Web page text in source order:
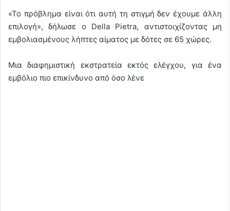
«Το πρόβλημα είναι ότι αυτή τη στιγμή δεν έχουμε άλλη
επιλογή», δήλωσε ο Della Pietra, αντιστοιχίζοντας μη
εμβολιασμένους λήπτες αίματος με δότες σε 65 χώρες.
Μια διαφημιστική εκστρατεία εκτός ελέγχου, για ένα
εμβόλιο πιο επικίνδυνο από όσο λένε